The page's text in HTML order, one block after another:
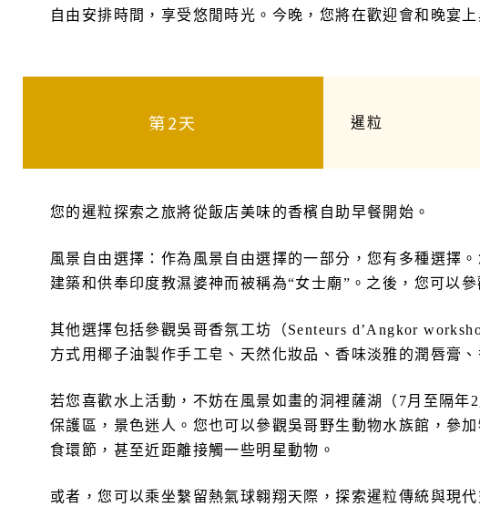
自由安排時間，享受悠閒時光。今晚，您將在歡迎會和晚宴
第2天 暹粒
您的暹粒探索之旅將從飯店美味的香檳自助早餐開始。
風景自由選擇：作為風景自由選擇的一部分，您有多種選擇
建築和供奉印度教濕婆神而被稱為“女士廟”。之後，您可以
其他選擇包括參觀吳哥香氛工坊（Senteurs d’Angkor
方式用椰子油製作手工皂、天然化妝品、香味淡雅的潤唇膏
若您喜歡水上活動，不妨在風景如畫的洞裡薩湖（7月至隔
保護區，景色迷人。您也可以參觀吳哥野生動物水族館，參
食環節，甚至近距離接觸一些明星動物。
或者，您可以乘坐繫留熱氣球翱翔天際，探索暹粒傳統與現